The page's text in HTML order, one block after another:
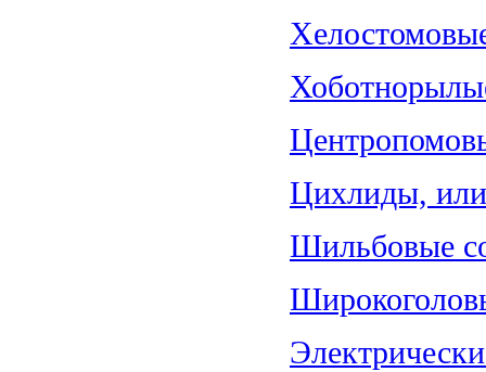
Цихлиды,
Шильбовые